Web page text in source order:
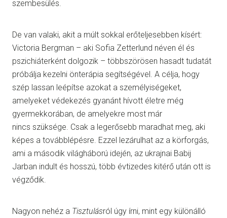
szembesülés.
De van valaki, akit a múlt sokkal erőteljesebben kísért:
Victoria Bergman – aki Sofia Zetterlund néven él és
pszichiáterként dolgozik – többszörösen hasadt tudatát
próbálja kezelni önterápia segítségével. A célja, hogy
szép lassan leépítse azokat a személyiségeket,
amelyeket védekezés gyanánt hívott életre még
gyermekkorában, de amelyekre most már
nincs szüksége. Csak a legerősebb maradhat meg, aki
képes a továbblépésre. Ezzel lezárulhat az a körforgás,
ami a második világháború idején, az ukrajnai Babij
Jarban indult és hosszú, több évtizedes kitérő után ott is
végződik.
Nagyon nehéz a Tisztulásról úgy írni, mint egy különálló